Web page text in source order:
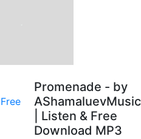
Promenade - by
AShamaluevMusic
| Listen & Free
Download MP3